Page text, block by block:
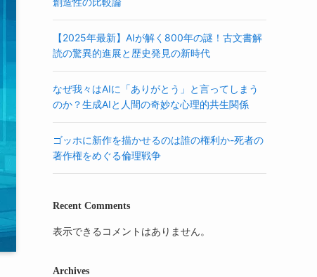
【2025年最新】AIが解く800年の謎！古文書解
読の驚異的進展と歴史発見の新時代
なぜ我々はAIに「ありがとう」と言ってしまう
のか？生成AIと人間の奇妙な心理的共生関係
ゴッホに新作を描かせるのは誰の権利か-死者の
著作権をめぐる倫理戦争
Recent Comments
表示できるコメントはありません。
Archives